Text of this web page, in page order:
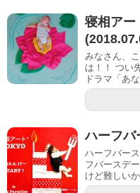
寝相アー
みなさん、
は！！ つい
ドラマ「あ
ハーフバ
ハーフバー
フバースデ
けど難しい